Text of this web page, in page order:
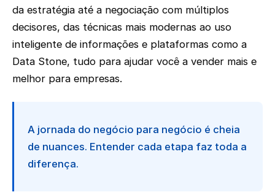
da estratégia até a negociação com múltiplos
decisores, das técnicas mais modernas ao uso
inteligente de informações e plataformas como a
Data Stone, tudo para ajudar você a vender mais e
melhor para empresas.
A jornada do negócio para negócio é cheia
de nuances. Entender cada etapa faz toda a
diferença.